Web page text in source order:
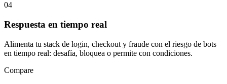
04
Respuesta en tiempo real
Alimenta tu stack de login, checkout y fraude con el riesgo de bots
en tiempo real: desafía, bloquea o permite con condiciones.
Compare